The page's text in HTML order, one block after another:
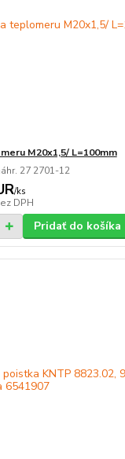
M20x1,5/ L=100mm
27 2701-12
/ks
DPH
Pridať do košíka